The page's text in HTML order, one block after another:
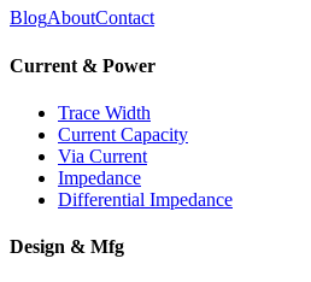
BlogAboutContact
Current & Power
Trace Width
Current Capacity
Via Current
Impedance
Differential Impedance
Design & Mfg